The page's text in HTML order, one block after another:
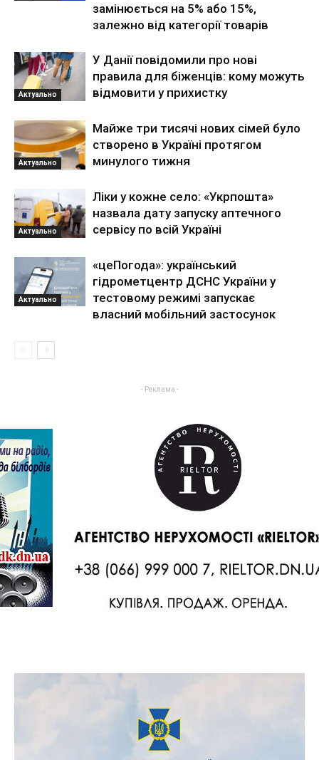
замінюється на 5% або 15%,
залежно від категорії товарів
Актуально
У Данії повідомили про нові
правила для біженців: кому можуть
відмовити у прихистку
Актуально
Майже три тисячі нових сімей було
створено в Україні протягом
минулого тижня
Актуально
Ліки у кожне село: «Укрпошта»
назвала дату запуску аптечного
сервісу по всій Україні
Актуально
«цеПогода»: український
гідрометцентр ДСНС України у
тестовому режимі запускає
власний мобільний застосунок
- Реклама -